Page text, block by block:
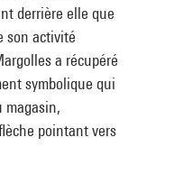
derrière elle que
son activité
a récupéré
symbolique qui
magasin,
pointant vers